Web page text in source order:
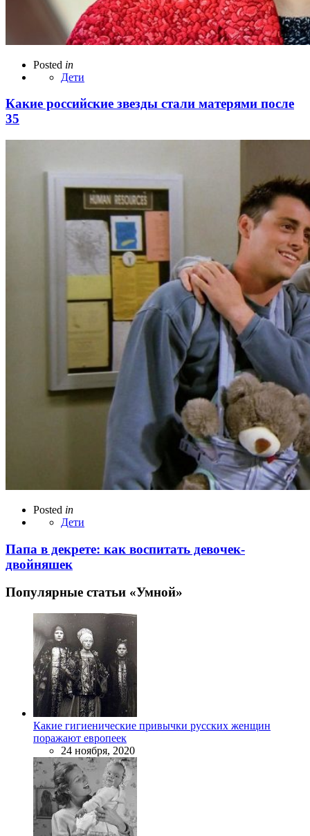
Posted in
Дети
Какие российские звезды стали матерями после
35
Posted in
Дети
Папа в декрете: как воспитать девочек-
двойняшек
Популярные статьи «Умной»
Какие гигиенические привычки русских женщин
поражают европеек
24 ноября, 2020